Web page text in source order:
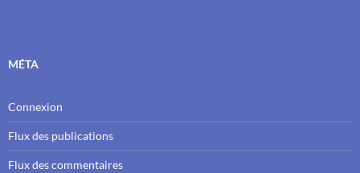
MÉTA
Connexion
Flux des publications
Flux des commentaires